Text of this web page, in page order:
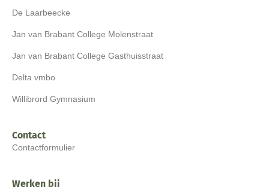
De Laarbeecke
Jan van Brabant College Molenstraat
Jan van Brabant College Gasthuisstraat
Delta vmbo
Willibrord Gymnasium
Contact
Contactformulier
Werken bij